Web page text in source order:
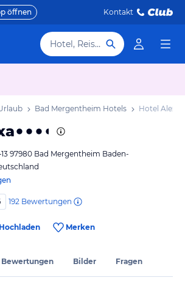
öffnen Kontakt
Hotel, Reiseziel
Bad Mergentheim Hotels Hotel Alexa
97980 Bad Mergentheim Baden-
192 Bewertungen
Hochladen Merken
Bewertungen Bilder Fragen